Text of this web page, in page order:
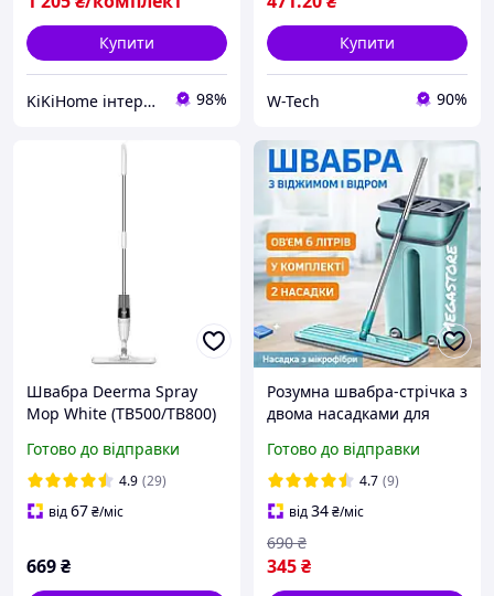
Купити
KiKiHome інтернет-магазин якісних товарів для дому 98%
Купити
W-Tech 90%
Швабра Deerma Spray
Mop White (TB500/TB800)
Готово до відправки
4.9 (29)
від67₴/міс
669₴
Розумна швабра-стрічка з
двома насадками для
відром 6 л, з двома
відсіками й
автоматичним
віджиманням, бірюза
Готово до відправки
4.7 (9)
від34₴/міс
345₴
690 ₴